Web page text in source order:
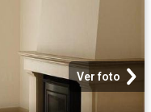
Ver foto